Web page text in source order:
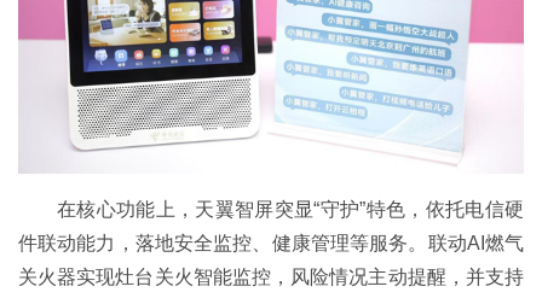
在核心功能上，天翼智屏突显“守护”特色，依托电信硬
件联动能力，落地安全监控、健康管理等服务。联动AI燃气
关火器实现灶台关火智能监控，风险情况主动提醒，并支持